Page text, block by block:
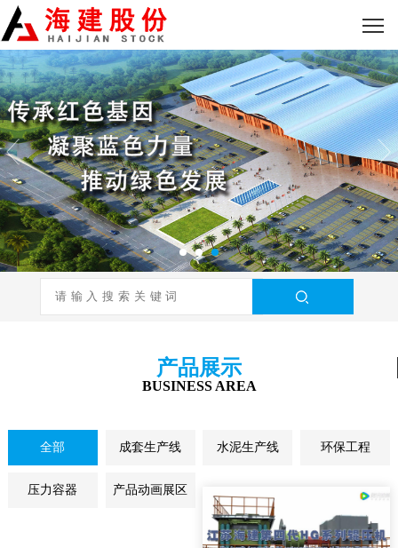
产品展示
BUSINESS AREA
全部 成套生产线 水泥生产线 环保工程
压力容器 产品动画展区